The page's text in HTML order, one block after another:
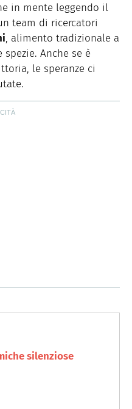
in mente leggendo il
team di ricercatori
, alimento tradizionale a
Anche se è
le speranze ci
silenziose